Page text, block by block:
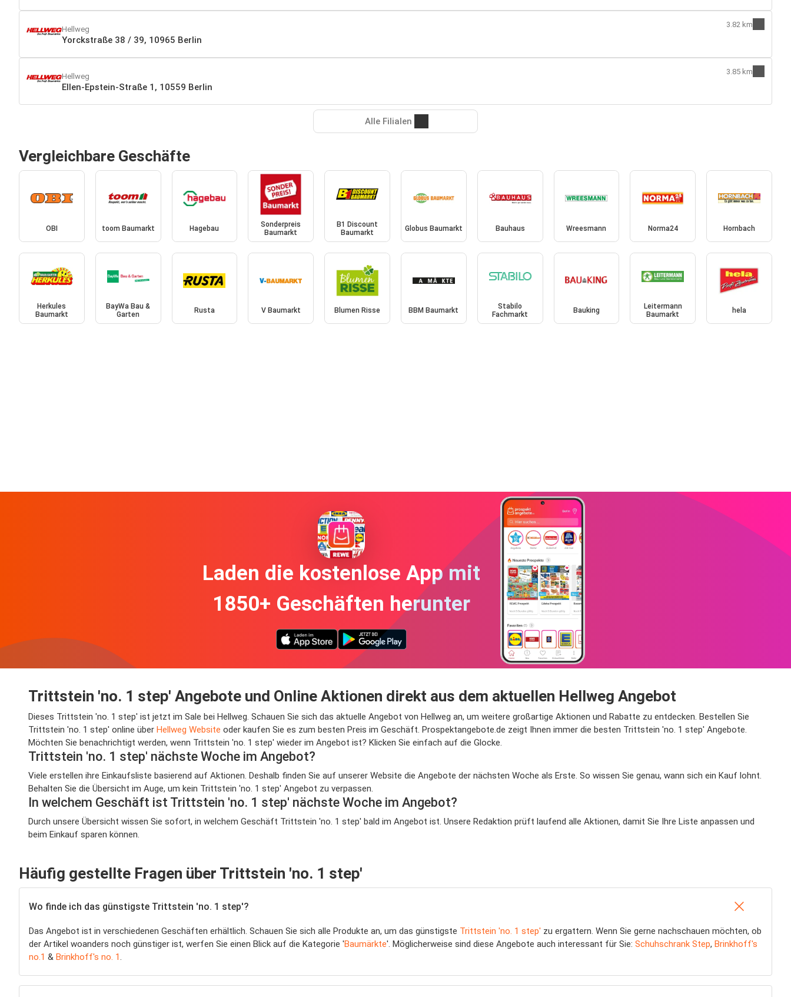
Hellweg
Yorckstraße 38 / 39, 10965 Berlin
3.82 km
Hellweg
Ellen-Epstein-Straße 1, 10559 Berlin
3.85 km
Alle Filialen
Vergleichbare Geschäfte
OBI toom Baumarkt Hagebau
Sonderpreis
Baumarkt
B1 Discount
Baumarkt
Globus Baumarkt Bauhaus Wreesmann Norma24 Hornbach
Herkules
Baumarkt
BayWa Bau &
Garten
Rusta V Baumarkt Blumen Risse BBM Baumarkt
Stabilo
Fachmarkt
Bauking
Leitermann
Baumarkt
hela
Laden die kostenlose App mit
1850+ Geschäften herunter
Trittstein 'no. 1 step' Angebote und Online Aktionen direkt aus dem aktuellen Hellweg Angebot
Dieses Trittstein 'no. 1 step' ist jetzt im Sale bei Hellweg. Schauen Sie sich das aktuelle Angebot von Hellweg an, um weitere großartige Aktionen und Rabatte zu entdecken. Bestellen Sie
Trittstein 'no. 1 step' online über Hellweg Website oder kaufen Sie es zum besten Preis im Geschäft. Prospektangebote.de zeigt Ihnen immer die besten Trittstein 'no. 1 step' Angebote.
Möchten Sie benachrichtigt werden, wenn Trittstein 'no. 1 step' wieder im Angebot ist? Klicken Sie einfach auf die Glocke.
Trittstein 'no. 1 step' nächste Woche im Angebot?
Viele erstellen ihre Einkaufsliste basierend auf Aktionen. Deshalb finden Sie auf unserer Website die Angebote der nächsten Woche als Erste. So wissen Sie genau, wann sich ein Kauf lohnt.
Behalten Sie die Übersicht im Auge, um kein Trittstein 'no. 1 step' Angebot zu verpassen.
In welchem Geschäft ist Trittstein 'no. 1 step' nächste Woche im Angebot?
Durch unsere Übersicht wissen Sie sofort, in welchem Geschäft Trittstein 'no. 1 step' bald im Angebot ist. Unsere Redaktion prüft laufend alle Aktionen, damit Sie Ihre Liste anpassen und
beim Einkauf sparen können.
Häufig gestellte Fragen über Trittstein 'no. 1 step'
Wo finde ich das günstigste Trittstein 'no. 1 step'?
Das Angebot ist in verschiedenen Geschäften erhältlich. Schauen Sie sich alle Produkte an, um das günstigste Trittstein 'no. 1 step' zu ergattern. Wenn Sie gerne nachschauen möchten, ob
der Artikel woanders noch günstiger ist, werfen Sie einen Blick auf die Kategorie 'Baumärkte'. Möglicherweise sind diese Angebote auch interessant für Sie: Schuhschrank Step, Brinkhoff's
no.1 & Brinkhoff's no. 1.